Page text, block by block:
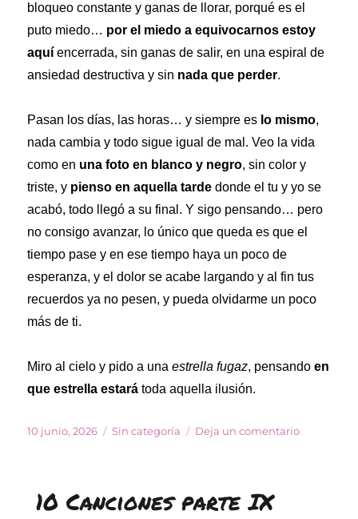
bloqueo constante y ganas de llorar, porqué es el
puto miedo… por el miedo a equivocarnos estoy
aquí encerrada, sin ganas de salir, en una espiral de
ansiedad destructiva y sin nada que perder.
Pasan los días, las horas… y siempre es lo mismo,
nada cambia y todo sigue igual de mal. Veo la vida
como en una foto en blanco y negro, sin color y
triste, y pienso en aquella tarde donde el tu y yo se
acabó, todo llegó a su final. Y sigo pensando… pero
no consigo avanzar, lo único que queda es que el
tiempo pase y en ese tiempo haya un poco de
esperanza, y el dolor se acabe largando y al fin tus
recuerdos ya no pesen, y pueda olvidarme un poco
más de ti.
Miro al cielo y pido a unaestrella fugaz, pensandoen
que estrella estará toda aquella ilusión.
Publicado
10 junio, 2026 Categorías
Sin categoría Deja un comentarioen
10 Canciones parte IX